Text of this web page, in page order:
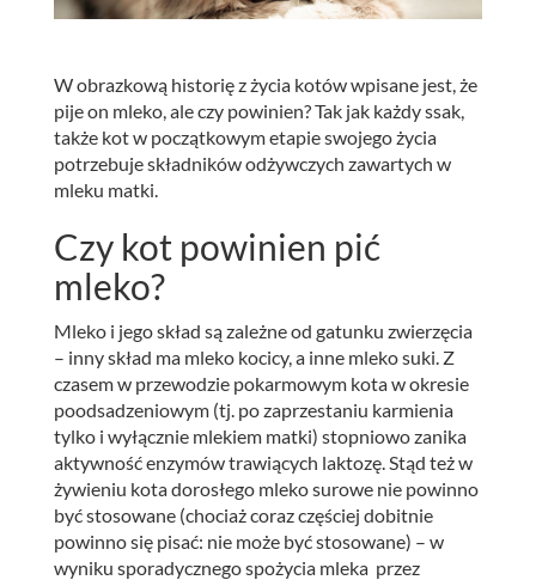
W obrazkową historię z życia kotów wpisane jest, że
pije on mleko, ale czy powinien? Tak jak każdy ssak,
także kot w początkowym etapie swojego życia
potrzebuje składników odżywczych zawartych w
mleku matki.
Czy kot powinien pić
mleko?
Mleko i jego skład są zależne od gatunku zwierzęcia
– inny skład ma mleko kocicy, a inne mleko suki. Z
czasem w przewodzie pokarmowym kota w okresie
poodsadzeniowym (tj. po zaprzestaniu karmienia
tylko i wyłącznie mlekiem matki) stopniowo zanika
aktywność enzymów trawiących laktozę. Stąd też w
żywieniu kota dorosłego mleko surowe nie powinno
być stosowane (chociaż coraz częściej dobitnie
powinno się pisać: nie może być stosowane) – w
wyniku sporadycznego spożycia mleka przez